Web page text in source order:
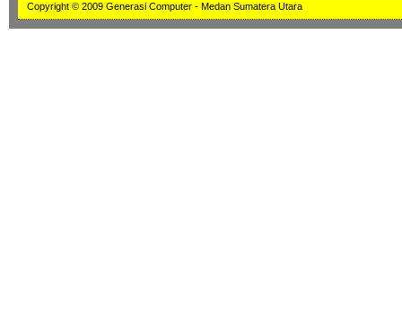
Copyright © 2009 Generasi Computer - Medan Sumatera Utara